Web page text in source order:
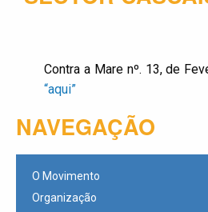
Contra a Mare nº. 13, de
“aqui”
NAVEGAÇÃO
O Movimento
Organização